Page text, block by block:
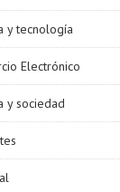
y tecnología
Electrónico
y sociedad